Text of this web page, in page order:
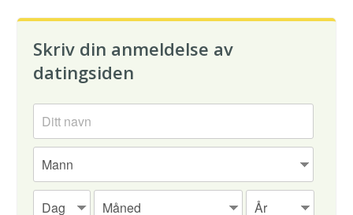
Skriv din anmeldelse av
datingsiden